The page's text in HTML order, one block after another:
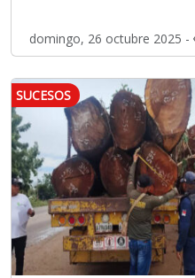
domingo, 26 octubre 2025 -
SUCESOS